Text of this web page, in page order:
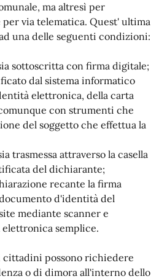
ma altresì per
per via telematica. Quest' ultima
una delle seguenti condizioni:
sottoscritta con firma digitale;
dal sistema informatico
elettronica, della carta
con strumenti che
del soggetto che effettua la
trasmessa attraverso la casella
del dichiarante;
recante la firma
d'identità del
mediante scanner e
elettronica semplice.
cittadini possono richiedere
o di dimora all'interno dello